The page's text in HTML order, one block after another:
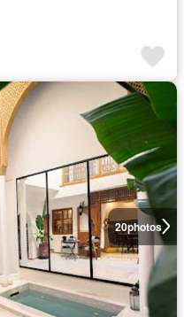
20photos